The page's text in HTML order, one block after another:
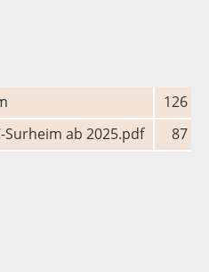
126 KB
Surheim ab 2025.pdf
87 KB